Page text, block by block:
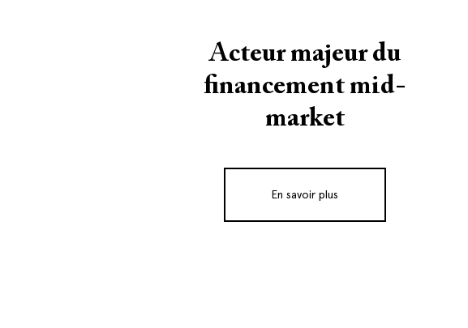
Acteur majeur du
financement mid-
market
En savoir plus